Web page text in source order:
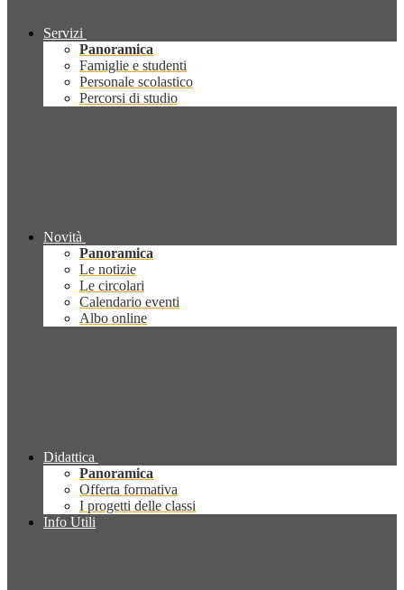
Servizi
Panoramica
Famiglie e studenti
Personale scolastico
Percorsi di studio
Novità
Panoramica
Le notizie
Le circolari
Calendario eventi
Albo online
Didattica
Panoramica
Offerta formativa
I progetti delle classi
Info Utili